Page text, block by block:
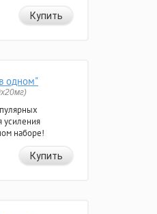
Купить
одном"
усиления
наборе!
Купить